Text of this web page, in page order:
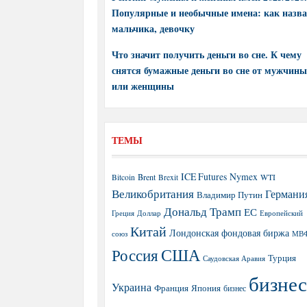
Популярные и необычные имена: как
мальчика, девочку
Что значит получить деньги во сне. К чему
снятся бумажные деньги во сне от мужчины
или женщины
ТЕМЫ
Bitcoin Brent Brexit ICE Futures Nymex WTI
Великобритания Владимир Путин
Греция Доллар Дональд Трамп ЕС Европейский
союз Китай Лондонская фондовая биржа
РоссияСША Саудовская Аравия Турция
Украина Франция Япония бизнес бизнес